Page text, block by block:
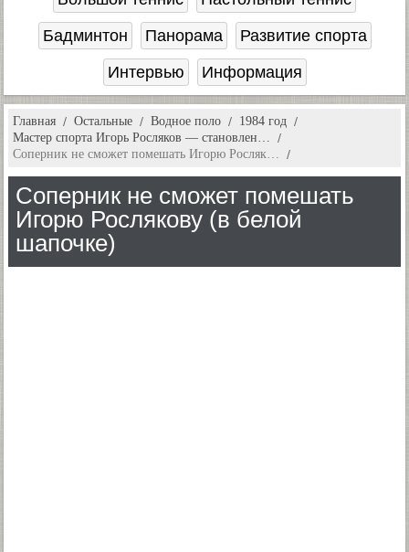
Бадминтон
Панорама
Развитие спорта
Интервью
Информация
Главная Остальные Водное поло
1984 год
Мастер спорта Игорь Росляков — становлен…
Соперник не сможет помешать Игорю Росляк…
Соперник не сможет помешать
Игорю Рослякову (в белой
шапочке)